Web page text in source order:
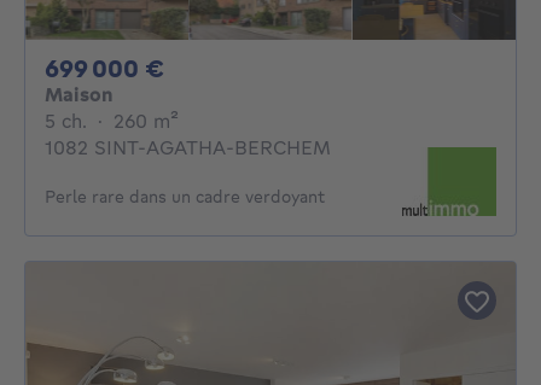
699 000 €
Maison
5 ch. 5 chambres
· 260 m²
1082 SINT-AGATHA-BERCHEM
Perle rare dans un cadre verdoyant